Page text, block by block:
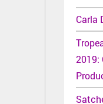
Carla
2019: